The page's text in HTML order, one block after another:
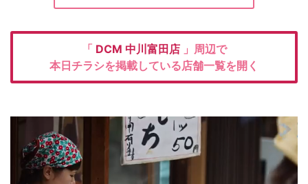
「 DCM 中川富田店 」周辺で
本日チラシを掲載している店舗一覧を開く